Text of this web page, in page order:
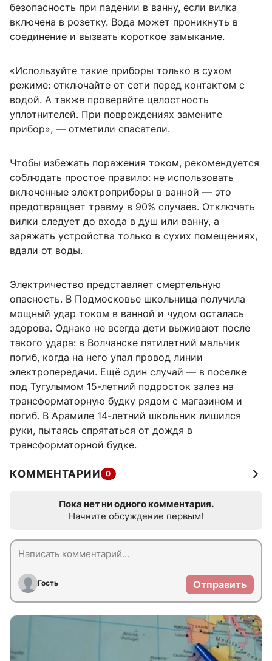
безопасность при падении в ванну, если вилка
включена в розетку. Вода может проникнуть в
соединение и вызвать короткое замыкание.
«Используйте такие приборы только в сухом
режиме: отключайте от сети перед контактом с
водой. А также проверяйте целостность
уплотнителей. При повреждениях замените
прибор», — отметили спасатели.
Чтобы избежать поражения током, рекомендуется
соблюдать простое правило: не использовать
включенные электроприборы в ванной — это
предотвращает травму в 90% случаев. Отключать
вилки следует до входа в душ или ванну, а
заряжать устройства только в сухих помещениях,
вдали от воды.
Электричество представляет смертельную
опасность. В Подмосковье школьница получила
мощный удар током в ванной и чудом осталась
здорова. Однако не всегда дети выживают после
такого удара: в Волчанске пятилетний мальчик
погиб, когда на него упал провод линии
электропередачи. Ещё один случай — в поселке
под Тугулымом 15-летний подросток залез на
трансформаторную будку рядом с магазином и
погиб. В Арамиле 14-летний школьник лишился
руки, пытаясь спрятаться от дождя в
трансформаторной будке.
КОММЕНТАРИИ 0
Пока нет ни одного комментария.
Начните обсуждение первым!
Гость Отправить